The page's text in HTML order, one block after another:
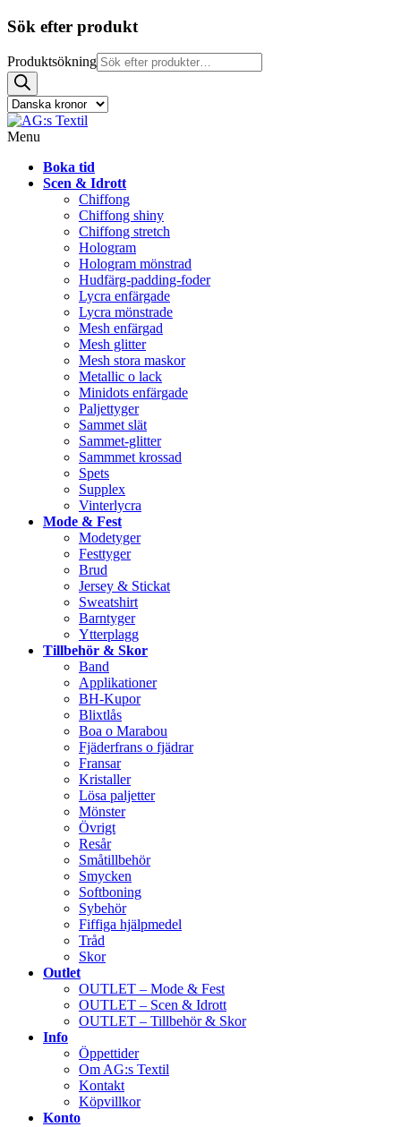
Sök efter produkt
Produktsökning
Menu
Boka tid
Scen & Idrott
Chiffong
Chiffong shiny
Chiffong stretch
Hologram
Hologram mönstrad
Hudfärg-padding-foder
Lycra enfärgade
Lycra mönstrade
Mesh enfärgad
Mesh glitter
Mesh stora maskor
Metallic o lack
Minidots enfärgade
Paljettyger
Sammet slät
Sammet-glitter
Sammmet krossad
Spets
Supplex
Vinterlycra
Mode & Fest
Modetyger
Festtyger
Brud
Jersey & Stickat
Sweatshirt
Barntyger
Ytterplagg
Tillbehör & Skor
Band
Applikationer
BH-Kupor
Blixtlås
Boa o Marabou
Fjäderfrans o fjädrar
Fransar
Kristaller
Lösa paljetter
Mönster
Övrigt
Resår
Småtillbehör
Smycken
Softboning
Sybehör
Fiffiga hjälpmedel
Tråd
Skor
Outlet
OUTLET – Mode & Fest
OUTLET – Scen & Idrott
OUTLET – Tillbehör & Skor
Info
Öppettider
Om AG:s Textil
Kontakt
Köpvillkor
Konto